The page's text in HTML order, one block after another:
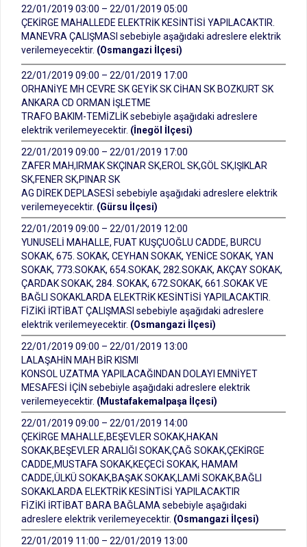
22/01/2019 03:00 – 22/01/2019 05:00
ÇEKİRGE MAHALLEDE ELEKTRİK KESİNTİSİ YAPILACAKTIR.
MANEVRA ÇALIŞMASI sebebiyle aşağıdaki adreslere elektrik
verilemeyecektir. (Osmangazi İlçesi)
22/01/2019 09:00 – 22/01/2019 17:00
ORHANİYE MH CEVRE SK GEYİK SK CİHAN SK BOZKURT SK
ANKARA CD ORMAN İŞLETME
TRAFO BAKIM-TEMİZLİK sebebiyle aşağıdaki adreslere
elektrik verilemeyecektir. (İnegöl İlçesi)
22/01/2019 09:00 – 22/01/2019 17:00
ZAFER MAH,IRMAK SKÇINAR SK,EROL SK,GÖL SK,IŞIKLAR
SK,FENER SK,PINAR SK
AG DİREK DEPLASESİ sebebiyle aşağıdaki adreslere elektrik
verilemeyecektir. (Gürsu İlçesi)
22/01/2019 09:00 – 22/01/2019 12:00
YUNUSELİ MAHALLE, FUAT KUŞÇUOĞLU CADDE, BURCU
SOKAK, 675. SOKAK, CEYHAN SOKAK, YENİCE SOKAK, YAN
SOKAK, 773.SOKAK, 654.SOKAK, 282.SOKAK, AKÇAY SOKAK,
ÇARDAK SOKAK, 284. SOKAK, 672.SOKAK, 661.SOKAK VE
BAĞLI SOKAKLARDA ELEKTRİK KESİNTİSİ YAPILACAKTIR.
FİZİKİ İRTİBAT ÇALIŞMASI sebebiyle aşağıdaki adreslere
elektrik verilemeyecektir. (Osmangazi İlçesi)
22/01/2019 09:00 – 22/01/2019 13:00
LALAŞAHİN MAH BİR KISMI
KONSOL UZATMA YAPILACAĞINDAN DOLAYI EMNİYET
MESAFESİ İÇİN sebebiyle aşağıdaki adreslere elektrik
verilemeyecektir. (Mustafakemalpaşa İlçesi)
22/01/2019 09:00 – 22/01/2019 14:00
ÇEKİRGE MAHALLE,BEŞEVLER SOKAK,HAKAN
SOKAK,BEŞEVLER ARALIĞI SOKAK,ÇAĞ SOKAK,ÇEKİRGE
CADDE,MUSTAFA SOKAK,KEÇECİ SOKAK, HAMAM
CADDE,ÜLKÜ SOKAK,BAŞAK SOKAK,LAMİ SOKAK,BAĞLI
SOKAKLARDA ELEKTRİK KESİNTİSİ YAPILACAKTIR
FİZİKİ İRTİBAT BARA BAĞLAMA sebebiyle aşağıdaki
adreslere elektrik verilemeyecektir. (Osmangazi İlçesi)
22/01/2019 11:00 – 22/01/2019 13:00